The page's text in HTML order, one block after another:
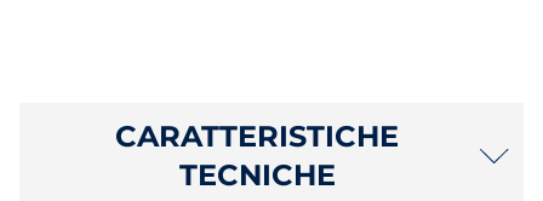
CARATTERISTICHE
TECNICHE